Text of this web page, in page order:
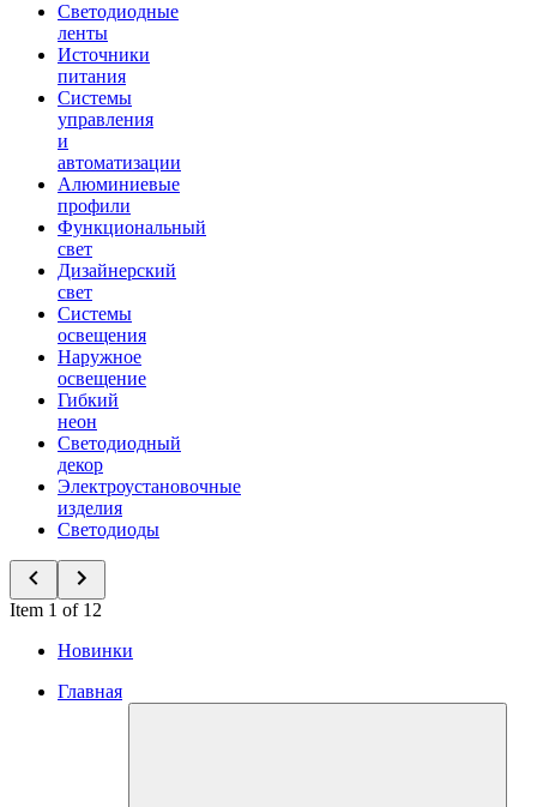
Светодиодные
ленты
Источники
питания
Системы
управления
и
автоматизации
Алюминиевые
профили
Функциональный
свет
Дизайнерский
свет
Системы
освещения
Наружное
освещение
Гибкий
неон
Светодиодный
декор
Электроустановочные
изделия
Светодиоды
Item 1 of 12
Новинки
Главная